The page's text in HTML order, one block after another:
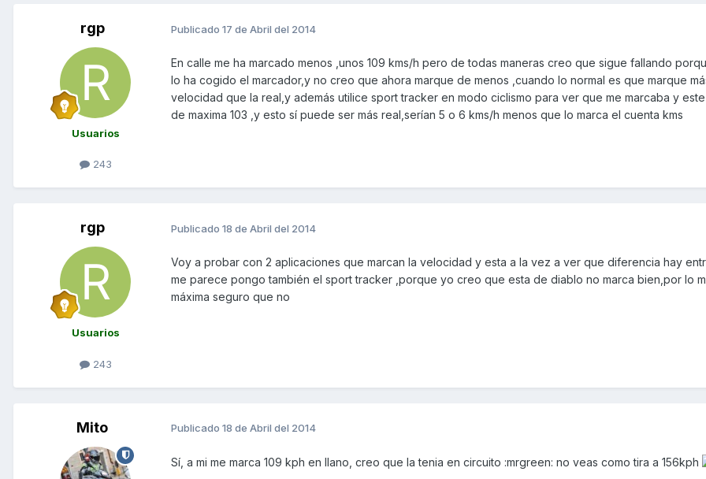
rgp
Usuarios
243
Publicado 17 de Abril del 2014
En calle me ha marcado menos ,unos 109 kms/h pero de todas maneras creo que sigue fallando
lo ha cogido el marcador,y no creo que ahora marque de menos ,cuando lo normal es que marque
velocidad que la real,y además utilice sport tracker en modo ciclismo para ver que me marcaba y
de maxima 103 ,y esto sí puede ser más real,serían 5 o 6 kms/h menos que lo marca el cuenta kms
rgp
Usuarios
243
Publicado 18 de Abril del 2014
Voy a probar con 2 aplicaciones que marcan la velocidad y esta a la vez a ver que diferencia hay
me parece pongo también el sport tracker ,porque yo creo que esta de diablo no marca bien,por lo
máxima seguro que no
Mito Publicado 18 de Abril del 2014
Sí, a mi me marca 109 kph en llano, creo que la tenia en circuito :mrgreen: no veas como tira a 156kph